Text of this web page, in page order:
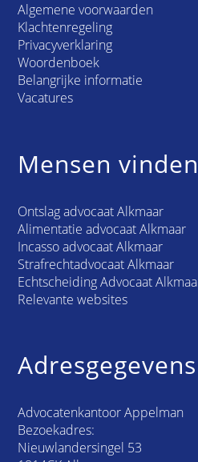
Algemene voorwaarden
Klachtenregeling
Privacyverklaring
Woordenboek
Belangrijke informatie
Vacatures
Mensen
Ontslag advocaat Alkmaar
Alimentatie advocaat Alkmaar
Incasso advocaat Alkmaar
Strafrechtadvocaat Alkmaar
Echtscheiding Advocaat
Relevante websites
Adresgegevens
Advocatenkantoor Appelman
Bezoekadres:
Nieuwlandersingel 53